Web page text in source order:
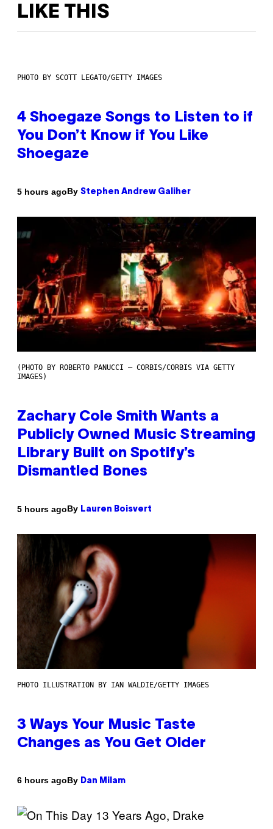
LIKE THIS
PHOTO BY SCOTT LEGATO/GETTY IMAGES
4 Shoegaze Songs to Listen to if
You Don’t Know if You Like
Shoegaze
5 hours agoBy Stephen Andrew Galiher
(PHOTO BY ROBERTO PANUCCI – CORBIS/CORBIS VIA GETTY
IMAGES)
Zachary Cole Smith Wants a
Publicly Owned Music Streaming
Library Built on Spotify’s
Dismantled Bones
5 hours agoBy Lauren Boisvert
PHOTO ILLUSTRATION BY IAN WALDIE/GETTY IMAGES
3 Ways Your Music Taste
Changes as You Get Older
6 hours agoBy Dan Milam